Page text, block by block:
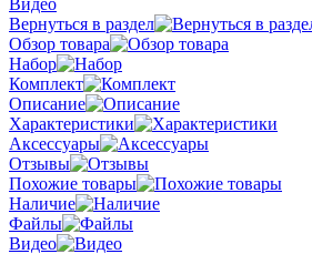
Вернуться в раздел
Обзор товара
Набор
Комплект
Описание
Характеристики
Аксессуары
Отзывы
Похожие товары
Наличие
Файлы
Видео